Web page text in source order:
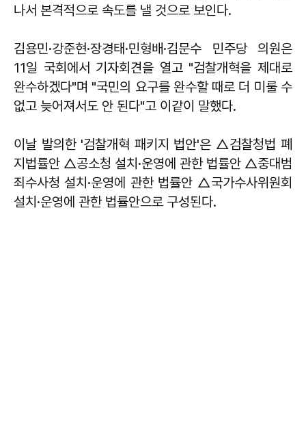
나서 본격적으로 속도를 낼 것으로 보인다.
김용민·강준현·장경태·민형배·김문수 민주당 의원은
11일 국회에서 기자회견을 열고 "검찰개혁을 제대로
완수하겠다"며 "국민의 요구를 완수할 때로 더 미룰 수
없고 늦어져서도 안 된다"고 이같이 말했다.
이날 발의한 '검찰개혁 패키지 법안'은 △검찰청법 폐
지법률안 △공소청 설치·운영에 관한 법률안 △중대범
죄수사청 설치·운영에 관한 법률안 △국가수사위원회
설치·운영에 관한 법률안으로 구성된다.